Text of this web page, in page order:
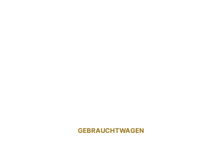
GEBRAUCHTWAGEN